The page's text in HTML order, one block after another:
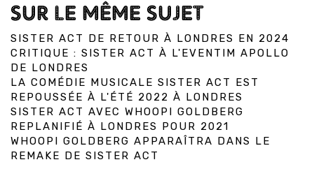
SUR LE MÊME SUJET
SISTER ACT DE RETOUR À LONDRES EN 2024
CRITIQUE : SISTER ACT À L'EVENTIM APOLLO
DE LONDRES
LA COMÉDIE MUSICALE SISTER ACT EST
REPOUSSÉE À L'ÉTÉ 2022 À LONDRES
SISTER ACT AVEC WHOOPI GOLDBERG
REPLANIFIÉ À LONDRES POUR 2021
WHOOPI GOLDBERG APPARAÎTRA DANS LE
REMAKE DE SISTER ACT